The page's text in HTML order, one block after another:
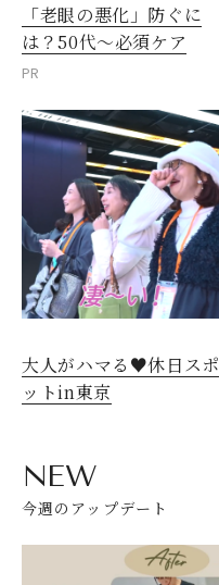
「老眼の悪化」防ぐに
は？50代～必須ケア
PR
大人がハマる♥休日スポ
ットin東京
NEW
今週のアップデート